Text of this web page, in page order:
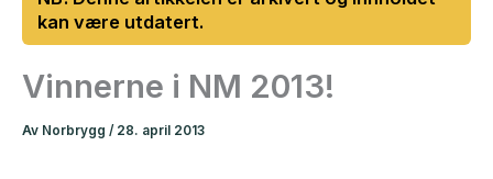
Vinnerne i NM 2013!
Av Norbrygg / 28. april 2013